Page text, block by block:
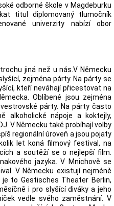
odborné škole v Magdeburku
titul diplomovaný tlumočník
univerzity nabízí obor
jiná než u nás.V Německu
zejména párty. Na párty se
kteří neváhají přicestovat na
Oblíbené jsou zejména
párty. Na párty často
alkoholické nápoje a koktejly,
V Německu také probíhají volby
regionální úroveň a jsou pojaty
let koná filmový festival, na
a soutěží se o nejlepší film.
jazyka. V Mnichově se
V Německu existují nejméně
to Gestisches Theater Berlin,
i pro slyšící diváky a jeho
vedle svého zaměstnání. V